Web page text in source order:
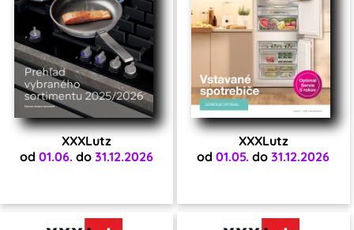
XXXLutz
od 01.06. do 31.12.2026
XXXLutz
od 01.05. do 31.12.2026